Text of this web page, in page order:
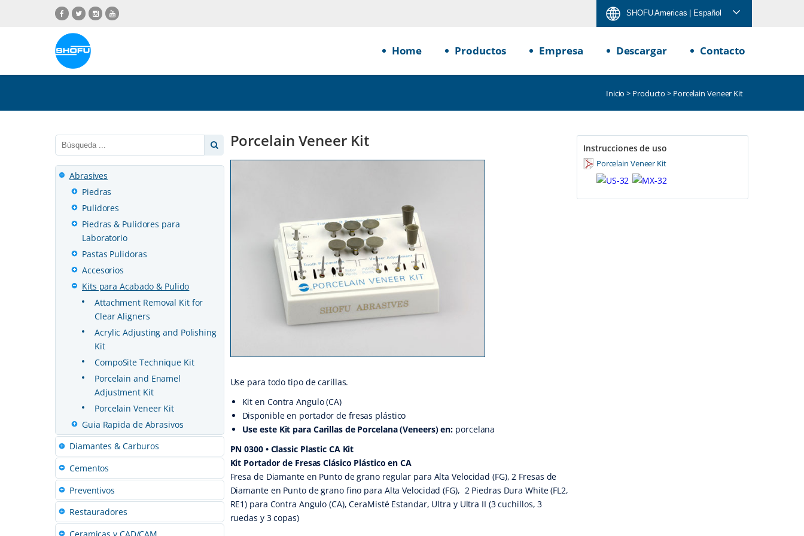
SHOFU Americas | Español
Home Productos Empresa Descargar Contacto
Inicio > Producto > Porcelain Veneer Kit
Porcelain Veneer Kit
Use para todo tipo de carillas.
Kit en Contra Angulo (CA)
Disponible en portador de fresas plástico
Use este Kit para Carillas de Porcelana (Veneers) en: porcelana
PN 0300 • Classic Plastic CA Kit
Kit Portador de Fresas Clásico Plástico en CA
Fresa de Diamante en Punto de grano regular para Alta Velocidad (FG), 2 Fresas de
Diamante en Punto de grano fino para Alta Velocidad (FG), 2 Piedras Dura White (FL2,
RE1) para Contra Angulo (CA), CeraMisté Estandar, Ultra y Ultra II (3 cuchillos, 3
ruedas y 3 copas)
Instrucciones de uso
Porcelain Veneer Kit
Abrasives
Piedras
Pulidores
Piedras & Pulidores para
Laboratorio
Pastas Pulidoras
Accesorios
Kits para Acabado & Pulido
Attachment Removal Kit for
Clear Aligners
Acrylic Adjusting and Polishing
Kit
CompoSite Technique Kit
Porcelain and Enamel
Adjustment Kit
Porcelain Veneer Kit
Guia Rapida de Abrasivos
Diamantes & Carburos
Cementos
Preventivos
Restauradores